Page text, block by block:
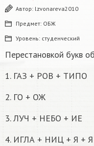
Автор: lzvonareva2010
Предмет: ОБЖ
Уровень: студенческий
Перестановкой букв
1. ГАЗ + РОВ + ТИПО
2. ГО + ОЖ
3. ЛУЧ + НЕБО + ИЕ
4. ИГЛА + НИЦ + Я + Я